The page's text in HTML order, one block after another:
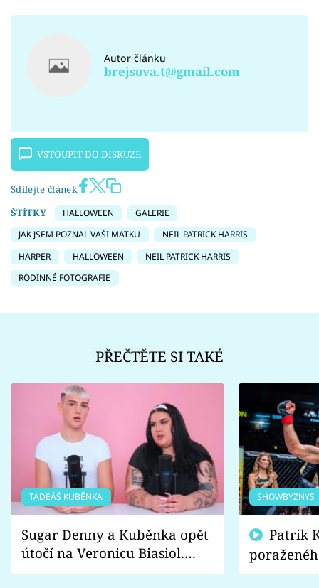
Autor článku
brejsova.t@gmail.com
VSTOUPIT DO DISKUZE
Sdílejte článek
ŠTÍTKY
HALLOWEEN
GALERIE
JAK JSEM POZNAL VAŠI MATKU
NEIL PATRICK HARRIS
HARPER
HALLOWEEN
NEIL PATRICK HARRIS
RODINNÉ FOTOGRAFIE
PŘEČTĚTE SI TAKÉ
TADEÁŠ KUBĚNKA
Sugar Denny a Kuběnka opět
útočí na Veronicu Biasiol.
Proč je podle nich falešná a
SHOWBYZNYS
fanoušci